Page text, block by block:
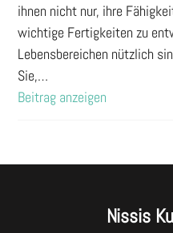
ihnen nicht nur, ihre
wichtige Fertigkeiten zu
Lebensbereichen nützlich
Sie,…
Beitrag anzeigen
Nissis